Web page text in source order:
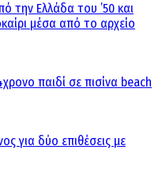
την Ελλάδα του ’50 και
μέσα από το αρχείο
παιδί σε πισίνα beach
για δύο επιθέσεις με